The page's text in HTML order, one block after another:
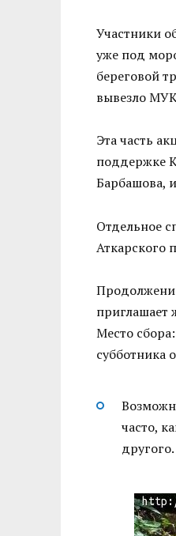
Участники
уже под
береговой
вывезло
Эта часть
поддержке
Барбашова,
Отдельное
Аткарского
приглашает
Место
субботника
часто,
другого.